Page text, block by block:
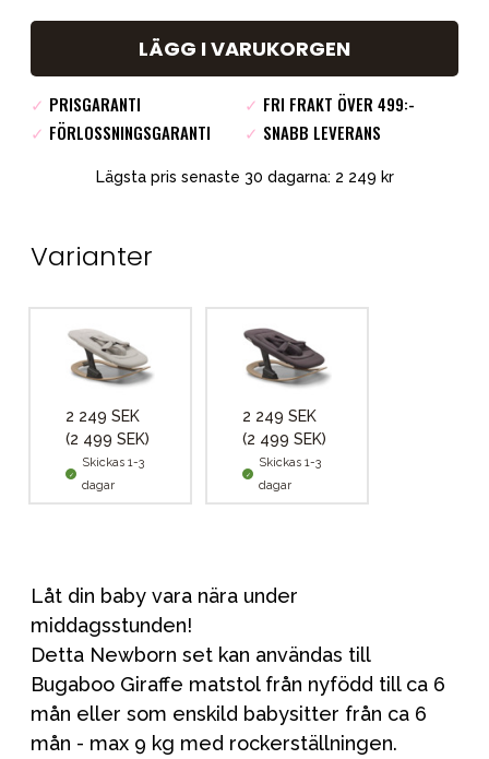
LÄGG I VARUKORGEN
✓ PRISGARANTI ✓ FRI FRAKT ÖVER 499:-
✓ FÖRLOSSNINGSGARANTI ✓ SNABB LEVERANS
Lägsta pris senaste 30 dagarna: 2 249 kr
Varianter
2 249 SEK
(2 499 SEK)
Skickas 1-3
dagar
2 249 SEK
(2 499 SEK)
Skickas 1-3
dagar
Låt din baby vara nära under
middagsstunden!
Detta Newborn set kan användas till
Bugaboo Giraffe matstol från nyfödd till ca 6
mån eller som enskild babysitter från ca 6
mån - max 9 kg med rockerställningen.